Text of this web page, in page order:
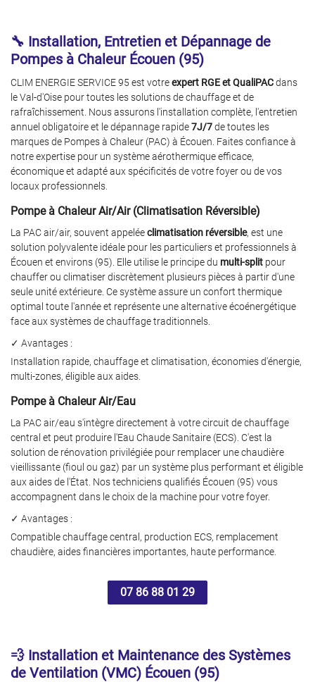
ACCUEIL
CHALEUR AIR/EAU
VENTILATION
SANITAIRE
AVIS
ACTUALITÉS
CONTACT
Une question
07 86 88 01
🔧 Installation, Entretien et Dépannage de
Pompes à Chaleur Écouen (95)
CLIM ENERGIE SERVICE 95 est votreexpert RGE et QualiPACdans
le Val-d'Oise pour toutes les solutions de chauffage et de
rafraîchissement. Nous assurons l'installation complète, l'entretien
annuel obligatoire et le dépannage rapide7J/7de toutes les
marques de Pompes à Chaleur (PAC) à Écouen. Faites confiance à
notre expertise pour un système aérothermique efficace,
économique et adapté aux spécificités de votre foyer ou de vos
locaux professionnels.
Pompe à Chaleur Air/Air (Climatisation Réversible)
La PAC air/air, souvent appeléeclimatisation réversible, est une
solution polyvalente idéale pour les particuliers et professionnels à
Écouen et environs (95). Elle utilise le principe du multi-split pour
chauffer ou climatiser discrètement plusieurs pièces à partir d'une
seule unité extérieure. Ce système assure un confort thermique
optimal toute l'année et représente une alternative écoénergétique
face aux systèmes de chauffage traditionnels.
✓ Avantages :
Installation rapide, chauffage et climatisation, économies d'énergie,
multi-zones, éligible aux aides.
Pompe à Chaleur Air/Eau
La PAC air/eau s'intègre directement à votre circuit de chauffage
central et peut produire l'Eau Chaude Sanitaire (ECS). C'est la
solution de rénovation privilégiée pour remplacer une chaudière
vieillissante (fioul ou gaz) par un système plus performant et éligible
aux aides de l'État. Nos techniciens qualifiés Écouen (95) vous
accompagnent dans le choix de la machine pour votre foyer.
✓ Avantages :
Compatible chauffage central, production ECS, remplacement
chaudière, aides financières importantes, haute performance.
07 86 88 01 29
💨 Installation et Maintenance des Systèmes
de Ventilation (VMC) Écouen (95)